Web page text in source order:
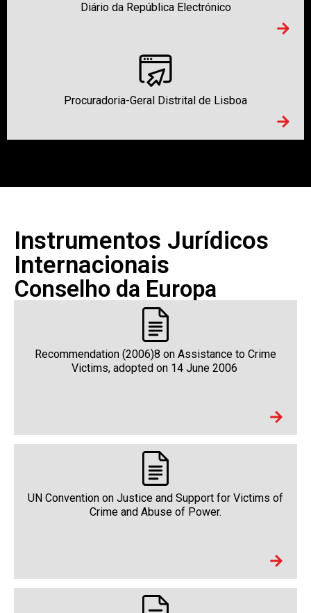
Diário da República Electrónico
Procuradoria-Geral Distrital de Lisboa
Instrumentos Jurídicos
Internacionais
Conselho da Europa
Recommendation (2006)8 on Assistance to Crime
Victims, adopted on 14 June 2006
UN Convention on Justice and Support for Victims of
Crime and Abuse of Power.